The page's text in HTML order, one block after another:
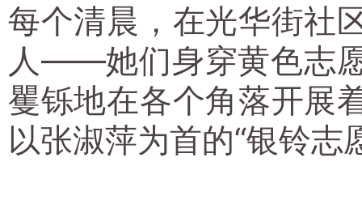
每个清晨，在光华街社
人——她们身穿黄色志
矍铄地在各个角落开展
以张淑萍为首的“银铃志